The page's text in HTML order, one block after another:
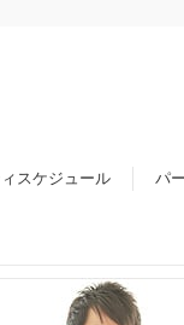
スケジュール パ